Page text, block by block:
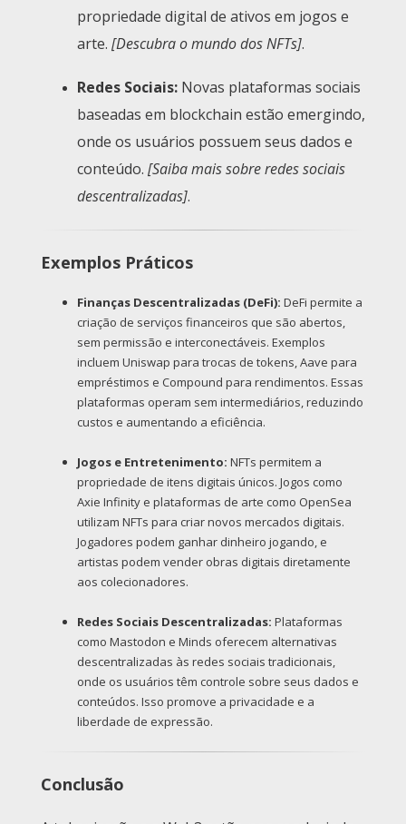
propriedade digital de ativos em jogos e
arte. [Descubra o mundo dos NFTs].
Redes Sociais: Novas plataformas sociais
baseadas em blockchain estão emergindo,
onde os usuários possuem seus dados e
conteúdo. [Saiba mais sobre redes sociais
descentralizadas].
Exemplos Práticos
Finanças Descentralizadas (DeFi): DeFi permite a
criação de serviços financeiros que são abertos,
sem permissão e interconectáveis. Exemplos
incluem Uniswap para trocas de tokens, Aave para
empréstimos e Compound para rendimentos. Essas
plataformas operam sem intermediários, reduzindo
custos e aumentando a eficiência.
Jogos e Entretenimento: NFTs permitem a
propriedade de itens digitais únicos. Jogos como
Axie Infinity e plataformas de arte como OpenSea
utilizam NFTs para criar novos mercados digitais.
Jogadores podem ganhar dinheiro jogando, e
artistas podem vender obras digitais diretamente
aos colecionadores.
Redes Sociais Descentralizadas: Plataformas
como Mastodon e Minds oferecem alternativas
descentralizadas às redes sociais tradicionais,
onde os usuários têm controle sobre seus dados e
conteúdos. Isso promove a privacidade e a
liberdade de expressão.
Conclusão